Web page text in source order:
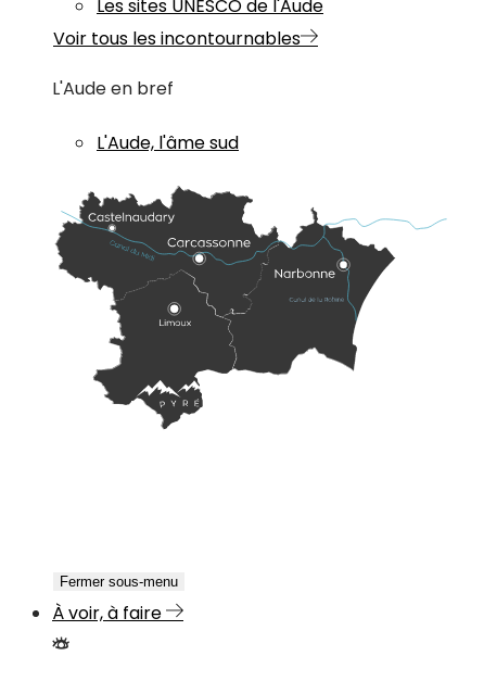
Les sites UNESCO de l'Aude
Voir tous les incontournables
L'Aude en bref
L'Aude, l'âme sud
Fermer sous-menu
À voir, à faire